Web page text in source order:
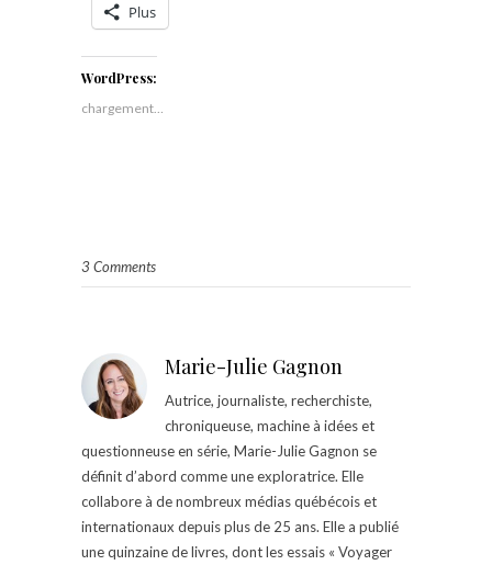
Plus
WordPress:
chargement…
3 Comments
Marie-Julie Gagnon
Autrice, journaliste, recherchiste,
chroniqueuse, machine à idées et
questionneuse en série, Marie-Julie Gagnon se
définit d’abord comme une exploratrice. Elle
collabore à de nombreux médias québécois et
internationaux depuis plus de 25 ans. Elle a publié
une quinzaine de livres, dont les essais « Voyager